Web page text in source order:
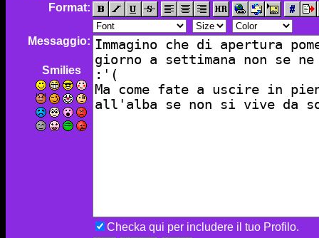
Format:
Messaggio:
Smilies
Checka qui per includere il tuo Profilo.